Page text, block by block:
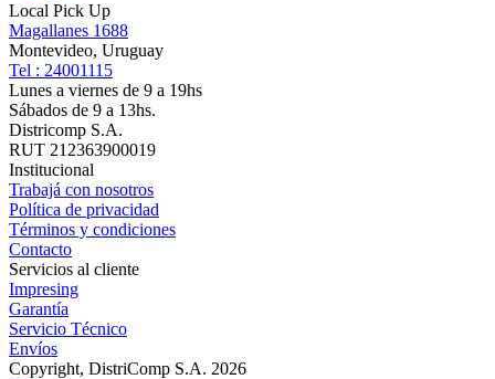
Local Pick Up
Magallanes 1688
Montevideo, Uruguay
Tel : 24001115
Lunes a viernes de 9 a 19hs
Sábados de 9 a 13hs.
Districomp S.A.
RUT 212363900019
Institucional
Trabajá con nosotros
Política de privacidad
Términos y condiciones
Contacto
Servicios al cliente
Impresing
Garantía
Servicio Técnico
Envíos
Copyright, DistriComp S.A. 2026